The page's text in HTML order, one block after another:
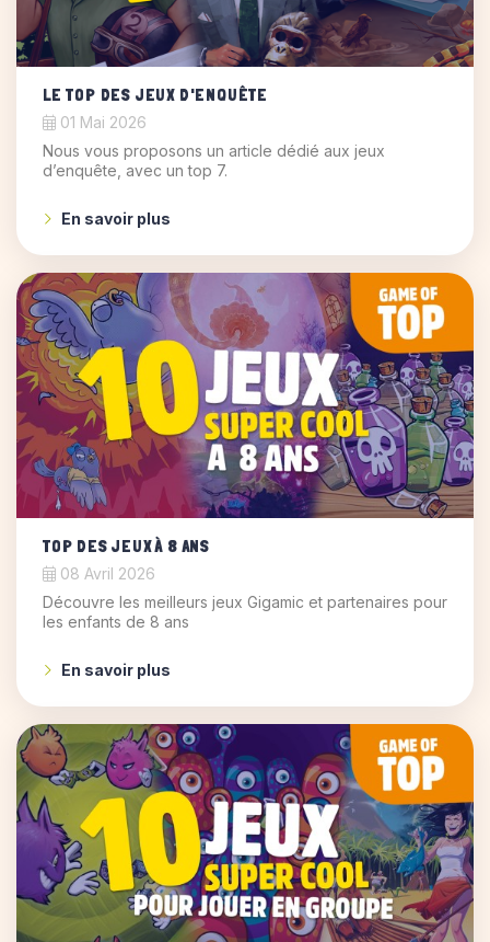
LE TOP DES JEUX D'ENQUÊTE
01 Mai 2026
Nous vous proposons un article dédié aux jeux
d’enquête, avec un top 7.
En savoir plus
TOP DES JEUX À 8 ANS
08 Avril 2026
Découvre les meilleurs jeux Gigamic et partenaires pour
les enfants de 8 ans
En savoir plus